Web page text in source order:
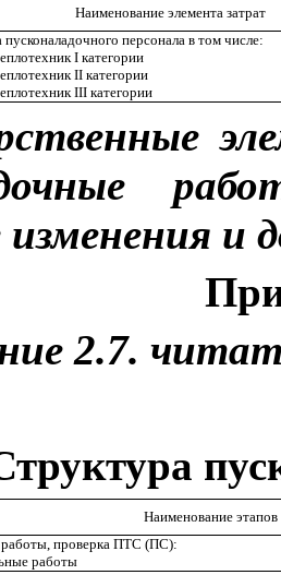
Наименование элемента затрат
пусконаладочного персонала в том числе:
I категории
II категории
III категории
и
2.7.
Наименование
работы, проверка ПТС (ПС):
работы